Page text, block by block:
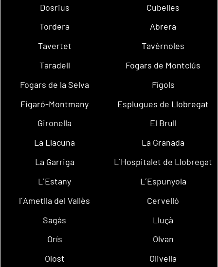
Dosrius
Cubelles
Tordera
Abrera
Tavertet
Tavèrnoles
Taradell
Fogars de Montclús
Fogars de la Selva
Fígols
Figaró-Montmany
Esplugues de Llobregat
Gironella
El Brull
La Llacuna
La Granada
La Garriga
L´Hospitalet de Llobregat
L´Estany
L´Espunyola
l´Ametlla del Vallès
Cervelló
Sagàs
Lluçà
Orís
Olvan
Olost
Olivella